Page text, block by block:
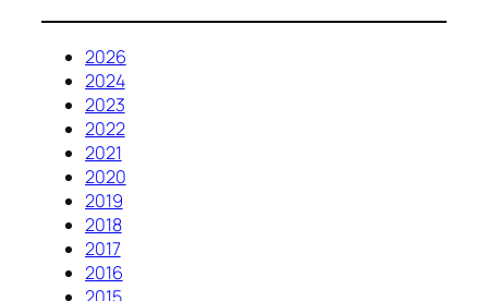
2026
2024
2023
2022
2021
2020
2019
2018
2017
2016